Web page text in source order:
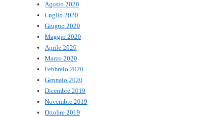
Agosto 2020
Luglio 2020
Giugno 2020
Maggio 2020
Aprile 2020
Marzo 2020
Febbraio 2020
Gennaio 2020
Dicembre 2019
Novembre 2019
Ottobre 2019